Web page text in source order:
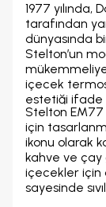
1977 yılında,
tarafından
dünyasında
Stelton’un
içecek
estetiği ifade
Stelton
için
ikonu olarak
kahve ve çay
içecekler için
sayesinde